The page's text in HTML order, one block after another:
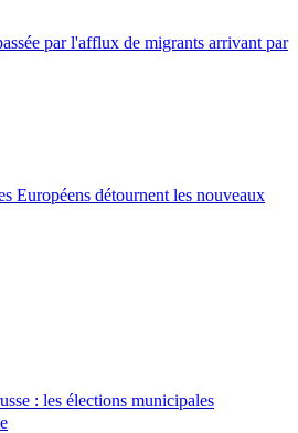
par l'afflux de migrants arrivant par
Européens détournent les nouveaux
: les élections municipales